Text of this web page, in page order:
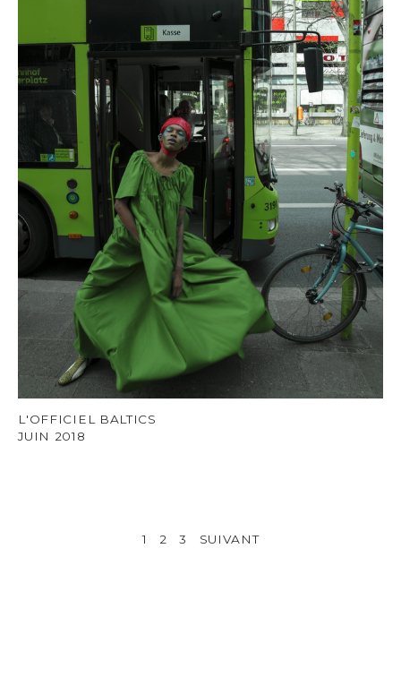
L'OFFICIEL BALTICS
JUIN 2018
1 2 3 SUIVANT